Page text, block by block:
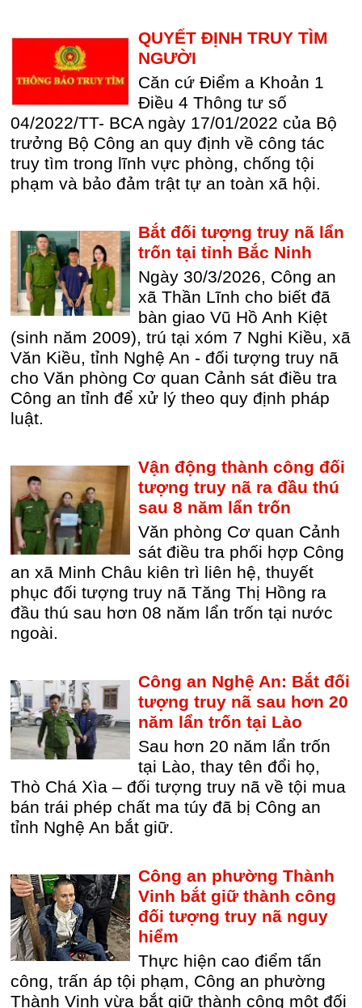
QUYẾT ĐỊNH TRUY TÌM
NGƯỜI
Căn cứ Điểm a Khoản 1
Điều 4 Thông tư số
04/2022/TT- BCA ngày 17/01/2022 của Bộ
trưởng Bộ Công an quy định về công tác
truy tìm trong lĩnh vực phòng, chống tội
phạm và bảo đảm trật tự an toàn xã hội.
Bắt đối tượng truy nã lẩn
trốn tại tỉnh Bắc Ninh
Ngày 30/3/2026, Công an
xã Thần Lĩnh cho biết đã
bàn giao Vũ Hồ Anh Kiệt
(sinh năm 2009), trú tại xóm 7 Nghi Kiều, xã
Văn Kiều, tỉnh Nghệ An - đối tượng truy nã
cho Văn phòng Cơ quan Cảnh sát điều tra
Công an tỉnh để xử lý theo quy định pháp
luật.
Vận động thành công đối
tượng truy nã ra đầu thú
sau 8 năm lẩn trốn
Văn phòng Cơ quan Cảnh
sát điều tra phối hợp Công
an xã Minh Châu kiên trì liên hệ, thuyết
phục đối tượng truy nã Tăng Thị Hồng ra
đầu thú sau hơn 08 năm lẩn trốn tại nước
ngoài.
Công an Nghệ An: Bắt đối
tượng truy nã sau hơn 20
năm lẩn trốn tại Lào
Sau hơn 20 năm lẩn trốn
tại Lào, thay tên đổi họ,
Thò Chá Xìa – đối tượng truy nã về tội mua
bán trái phép chất ma túy đã bị Công an
tỉnh Nghệ An bắt giữ.
Công an phường Thành
Vinh bắt giữ thành công
đối tượng truy nã nguy
hiểm
Thực hiện cao điểm tấn
công, trấn áp tội phạm, Công an phường
Thành Vinh vừa bắt giữ thành công một đối